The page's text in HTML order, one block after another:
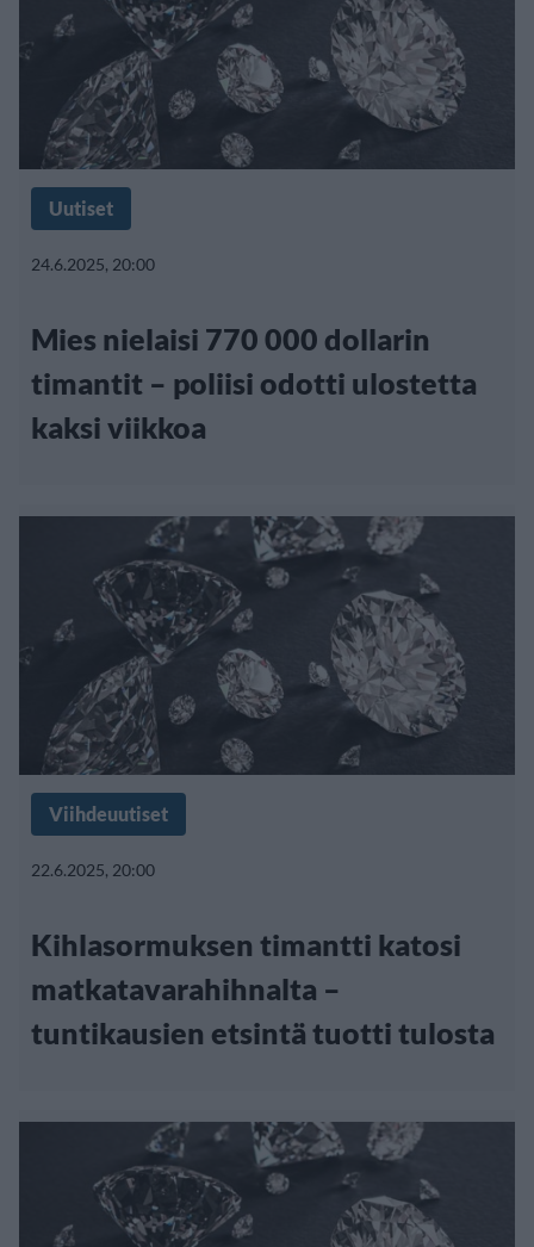
Uutiset
24.6.2025, 20:00
Mies nielaisi 770 000 dollarin
timantit – poliisi odotti ulostetta
kaksi viikkoa
Viihdeuutiset
22.6.2025, 20:00
Kihlasormuksen timantti katosi
matkatavarahihnalta –
tuntikausien etsintä tuotti tulosta